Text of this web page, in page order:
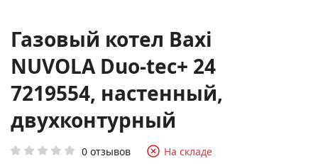
Газовый котел Baxi
NUVOLA Duo-tec+ 24
7219554, настенный,
двухконтурный
0 отзывов На складе